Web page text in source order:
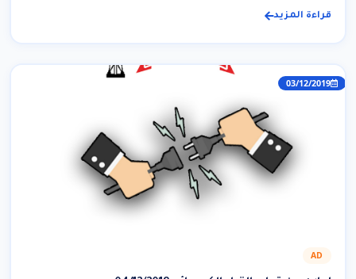
قراءة المزيد
03/12/2019
AD